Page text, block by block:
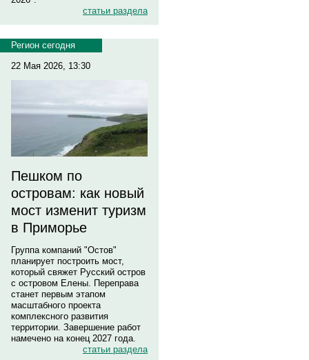
статьи раздела
Регион сегодня
22 Мая 2026, 13:30
Пешком по
островам: как новый
мост изменит туризм
в Приморье
Группа компаний "Остов"
планирует построить мост,
который свяжет Русский остров
с островом Елены. Переправа
станет первым этапом
масштабного проекта
комплексного развития
территории. Завершение работ
намечено на конец 2027 года.
статьи раздела